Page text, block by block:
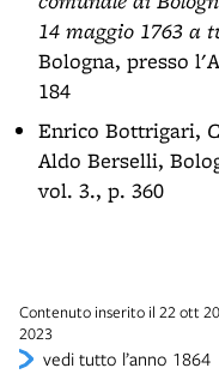
14 maggio 1763 a
Bologna, presso
184
Enrico Bottrigari,
Aldo Berselli,
vol. 3., p. 360
Contenuto inserito il 22 ott
2023
vedi tutto l’anno 1864